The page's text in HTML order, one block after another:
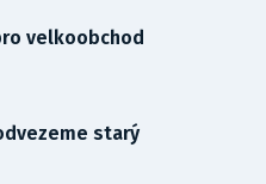
velkoobchod
starý